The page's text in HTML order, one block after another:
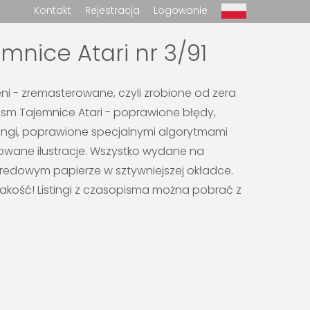
Logowanie
Rejestracja
Kontakt
Atari nr 3/91
- zremasterowane, czyli zrobione od zera
Tajemnice Atari - poprawione błędy,
poprawione specjalnymi algorytmami
ilustracje. Wszystko wydane na
papierze w sztywniejszej okładce.
Listingi z czasopisma można pobrać z